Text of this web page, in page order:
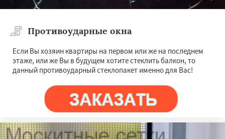
Противоударные окна
Если Вы хозяин квартиры на первом или же на последнем
этаже, или же Вы в будущем хотите стеклить балкон, то
данный противоударный стеклопакет именно для Вас!